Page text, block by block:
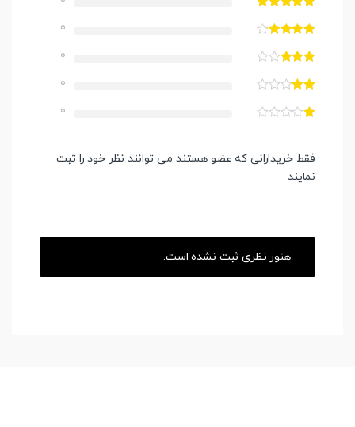
0
0
0
0
فقط خریدارانی که عضو هستند می توانند نظر خود را ثبت
نمایند
هنوز نظری ثبت نشده است.